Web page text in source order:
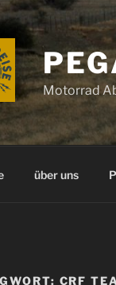
Motorrad
über uns
CRF